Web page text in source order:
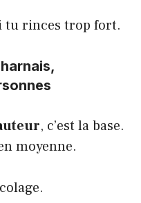
tu rinces trop fort.
, c’est la base.
moyenne.